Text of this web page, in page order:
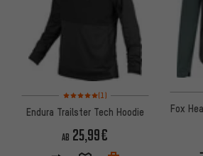
Bewertungen: 5 von 5 basierend auf 1
(1)
Endura Trailster Tech Hoodie
AB 25,99€
Fox